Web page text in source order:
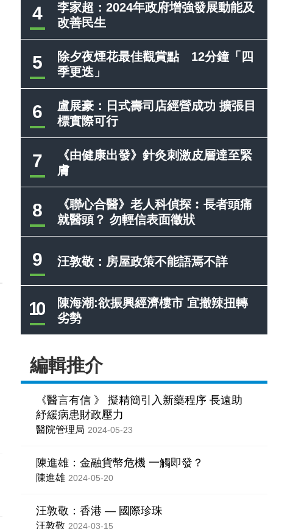
4
李家超：2024年政府增強發展動能及
改善民生
5
除夕夜煙花最佳觀賞點 12分鐘「四
季更迭」
6
盧展豪：日式壽司店經營成功 擴張目
標實際可行
7
《由健康出發》針灸刺激皮層達至緊
膚
8
《聯心合醫》老人科偵探︰長者頭痛
就醫頭？ 勿輕信表面徵狀
9 汪敦敬：房屋政策不能語焉不詳
10
陳海潮:欲振興經濟樓市 宜撤辣扭轉
劣勢
編輯推介
《醫言有信 》 擬精簡引入新藥程序 長遠助
紓緩病患財政壓力
醫院管理局 2024-05-23
陳進雄：金融貨幣危機 一觸即發？
陳進雄 2024-05-20
汪敦敬：香港 — 國際珍珠
汪敦敬 2024-03-15